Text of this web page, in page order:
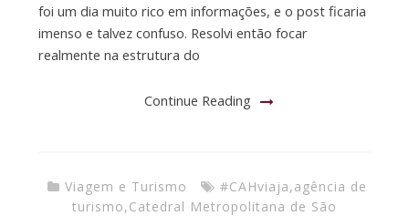
foi um dia muito rico em informações, e o post ficaria
imenso e talvez confuso. Resolvi então focar
realmente na estrutura do
Continue Reading
Viagem e Turismo #CAHviaja,agência de
turismo,Catedral Metropolitana de São